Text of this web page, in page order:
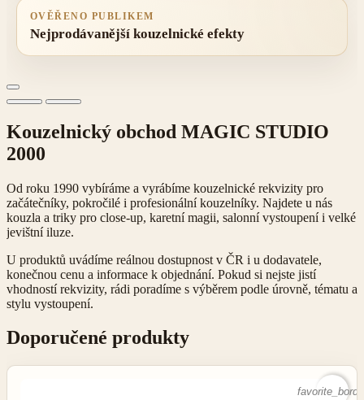
OVĚŘENO PUBLIKEM
Nejprodávanější kouzelnické efekty
Kouzelnický obchod MAGIC STUDIO
2000
Od roku 1990 vybíráme a vyrábíme kouzelnické rekvizity pro
začátečníky, pokročilé i profesionální kouzelníky. Najdete u nás
kouzla a triky pro close-up, karetní magii, salonní vystoupení i velké
jevištní iluze.
U produktů uvádíme reálnou dostupnost v ČR i u dodavatele,
konečnou cenu a informace k objednání. Pokud si nejste jistí
vhodností rekvizity, rádi poradíme s výběrem podle úrovně, tématu a
stylu vystoupení.
Doporučené produkty